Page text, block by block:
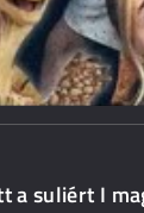
a suliért I